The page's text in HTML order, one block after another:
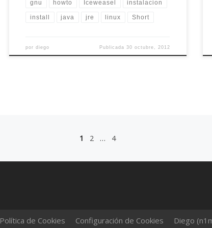
gnu howto Iceweasel instalacion
install java jre linux Short
pordiego Publicada 30 octubre, 2012
1 2 … 4
Política de Cookies Configuración de Cookies Diego